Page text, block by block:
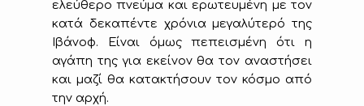
ελεύθερο πνεύμα και ερωτευμένη με τον
κατά δεκαπέντε χρόνια μεγαλύτερό της
Ιβάνοφ. Είναι όμως πεπεισμένη ότι η
αγάπη της για εκείνον θα τον αναστήσει
και μαζί θα κατακτήσουν τον κόσμο από
την αρχή.